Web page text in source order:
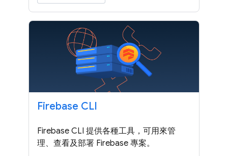
Firebase CLI
Firebase CLI 提供各種工具，可用來管
理、查看及部署 Firebase 專案。